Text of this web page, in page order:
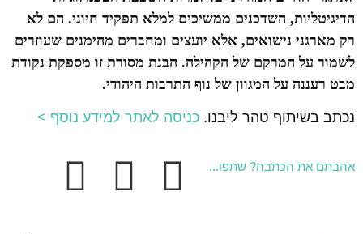
הדיגיטליות, השדכנים ממשיכים למלא תפקיד חיוני. הם לא
רק מארגני נישואים, אלא יועצים ומחברים מהימנים שעוזרים
לשמור על המרקם של הקהילה. הבנת מסורת זו מספקת נקודת
מבט רעננה על המגוון של נוף התרבות היהודי.
נכתב בשיתוף טהר ליבנו.כניסה לאתר למידע נוסף >
אהבתם את הכתבה? שתפו...